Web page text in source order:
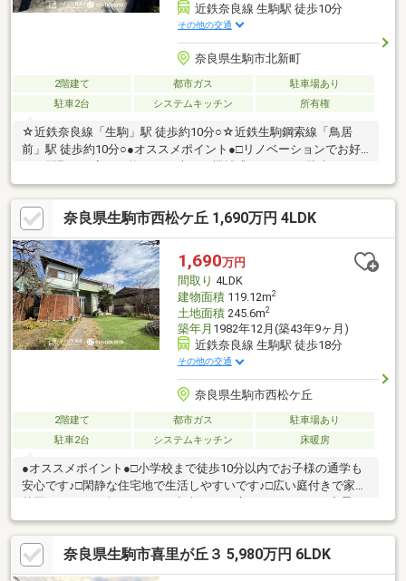
近鉄奈良線 生駒駅 徒歩10分
その他の交通
奈良県生駒市北新町
2階建て 都市ガス
駐車場あり
駐車2台
システムキッチン 所有権
☆近鉄奈良線「生駒」駅 徒歩約10分○☆近鉄生駒鋼索線「鳥居
前」駅 徒歩約10分○●オススメポイント●□リノベーションでお好
すいです♪□角地な為、陽当たり・眺望共に良好です♪□徒歩圏内に
利便施設が多く、生活しやすいです♪□内覧可能ですのでお気軽に
お問い合わせください♪【新築もリノベも比較して、一番納得でき
る家探しを。】新築の安心感も、リノベの自由度も。両方を同時
に検討できるのが当社の強みです。予算内でエリアも間取りも欲
張りたい方へ、最適な住まい方をワンストップでご提案します♪◎
探して、比べて、カタチにする。
奈良県生駒市西松ケ丘 1,690万円 4LDK
1,690万円
間取り 4LDK
建物面積119.12m2
土地面積245.6m2
築年月 1982年12月(築43年9ヶ月)
近鉄奈良線 生駒駅 徒歩18分
その他の交通
奈良県生駒市西松ケ丘
2階建て 都市ガス
駐車場あり
駐車2台
システムキッチン 床暖房
●オススメポイント●□小学校まで徒歩10分以内でお子様の通学も
安心です♪□閑静な住宅地で生活しやすいです♪□広い庭付きで家庭
見ながら、BBQも楽しめます♪□南側の広い庭で陽当たり良好です
♪□リビングや洋室は二重サッシ設置済で、冬でも暖かいです♪□エ
ネファーム設置済です♪□和室に床暖房が設置されています♪◯浄
化槽から本下水への工事完了しています！◯プロパンガスから都
奈良県生駒市喜里が丘３ 5,980万円 6LDK